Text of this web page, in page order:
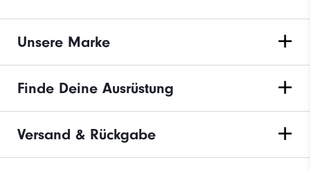
Unsere Marke
Finde Deine Ausrüstung
Versand & Rückgabe